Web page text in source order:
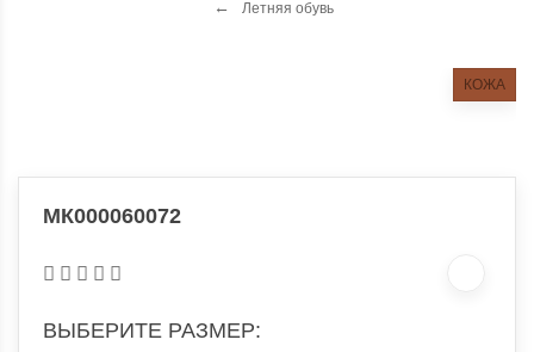
Летняя обувь
КОЖА
МК000060072
ВЫБЕРИТЕ РАЗМЕР: